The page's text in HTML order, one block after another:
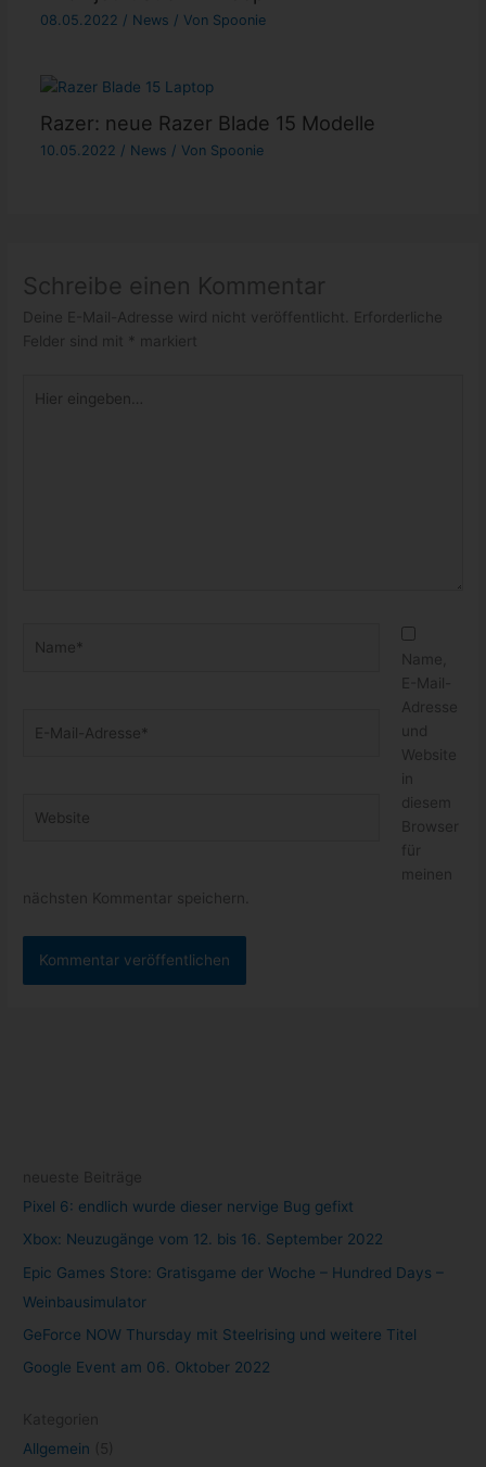
08.05.2022 / News / Von Spoonie
Razer: neue Razer Blade 15 Modelle
10.05.2022 / News / Von Spoonie
Schreibe einen Kommentar
Deine E-Mail-Adresse wird nicht veröffentlicht.
Erforderliche
Felder sind mit
* markiert
eingeben…
Mail-
Name,
E-Mail-
Adresse
und
Website
in
diesem
Browser
für
meinen
nächsten Kommentar speichern.
Pixel 6: endlich wurde dieser nervige Bug gefixt
Xbox: Neuzugänge vom 12. bis 16. September 2022
Epic Games Store: Gratisgame der Woche – Hundred Days –
Weinbausimulator
GeForce NOW Thursday mit Steelrising und weitere Titel
Google Event am 06. Oktober 2022
Allgemein